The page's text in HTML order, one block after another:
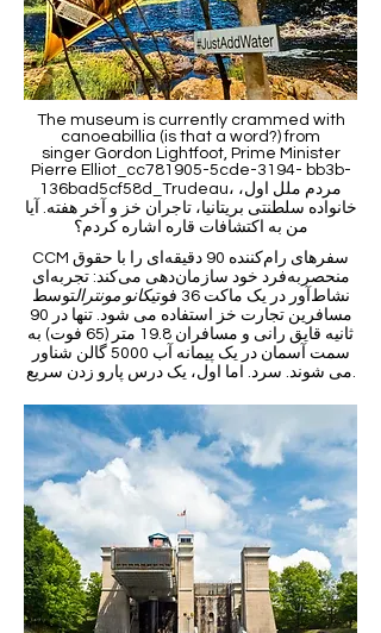
The museum is currently crammed with
canoeabillia (is that a word?) from
singer Gordon Lightfoot, Prime Minister
Pierre Elliot_cc781905-5cde-3194- bb3b-
136bad5cf58d_Trudeau، مردم ملل اول،
خانواده سلطنتی بریتانیا، تاجران خز و آخر هفته. آیا
من به اکتشافات قاره اشاره کردم؟
CCM سفرهای رام‌کننده 90 دقیقه‌ای را با حقوق
منحصربه‌فرد خود سازمان‌دهی می‌کند: تجربه‌ای
نشاط‌آور در یک ماکت 36 فوتی
کانو مونترالتوسط
مسافرین تجارت خز استفاده می شود. تنها در 90
ثانیه قایق رانی و مسافران 19.8 متر (65 فوت) به
سمت آسمان در یک پیمانه آب 5000 گالن شناور
می شوند. سرد. اما اول، یک درس پارو زدن سریع.